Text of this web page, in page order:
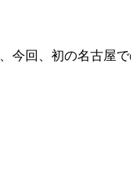
今回、初の名古